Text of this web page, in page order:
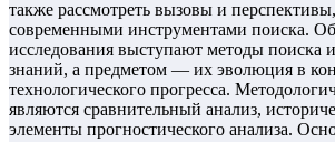
также рассмотреть вызовы и
современными инструментами поиска.
исследования выступают методы поиска
знаний, а предметом — их эволюция в
технологического прогресса.
являются сравнительный анализ,
элементы прогностического анализа.